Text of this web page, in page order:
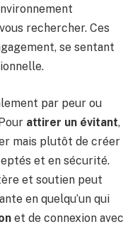
rechercher. Ces
se sentant
par peur ou
attirer un évitant,
mais plutôt de créer
et en sécurité.
et soutien peut
en quelqu’un qui
et de connexion avec